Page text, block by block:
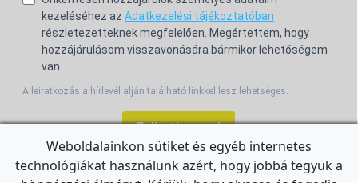
kezeléséhez az Adatkezelési tájékoztatóban
részletezetteknek megfelelően. Megértettem, hogy
hozzájárulásom visszavonására bármikor lehetőségem
van.
A leiratkozás a hírlevél alján található linkkel lesz lehetséges.
Feliratkozom!
Weboldalainkon sütiket és egyéb internetes
technológiákat használunk azért, hogy jobbá tegyük a